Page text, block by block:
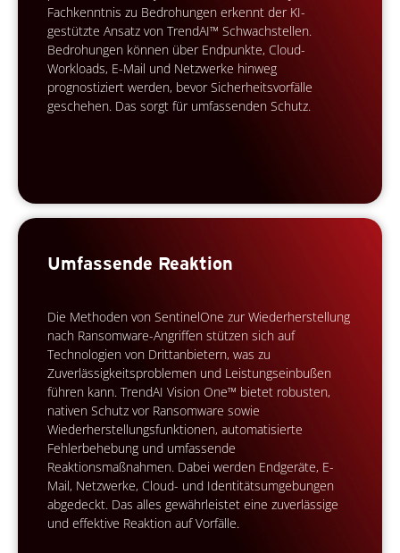
Fachkenntnis zu Bedrohungen erkennt der KI-
gestützte Ansatz von TrendAI™ Schwachstellen.
Bedrohungen können über Endpunkte, Cloud-
Workloads, E-Mail und Netzwerke hinweg
prognostiziert werden, bevor Sicherheitsvorfälle
geschehen. Das sorgt für umfassenden Schutz.
Umfassende Reaktion
Die Methoden von SentinelOne zur Wiederherstellung
nach Ransomware-Angriffen stützen sich auf
Technologien von Drittanbietern, was zu
Zuverlässigkeitsproblemen und Leistungseinbußen
führen kann. TrendAI Vision One™ bietet robusten,
nativen Schutz vor Ransomware sowie
Wiederherstellungsfunktionen, automatisierte
Fehlerbehebung und umfassende
Reaktionsmaßnahmen. Dabei werden Endgeräte, E-
Mail, Netzwerke, Cloud- und Identitätsumgebungen
abgedeckt. Das alles gewährleistet eine zuverlässige
und effektive Reaktion auf Vorfälle.